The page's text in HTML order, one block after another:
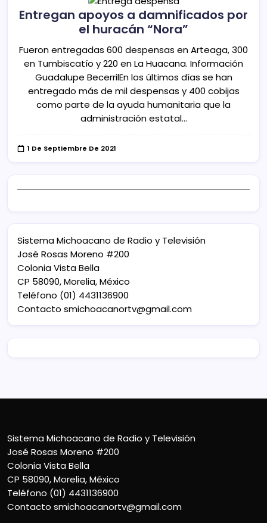
Entregan apoyos a damnificados por
el huracán “Nora”
Fueron entregadas 600 despensas en Arteaga, 300
en Tumbiscatío y 220 en La Huacana. Información
Guadalupe BecerrilEn los últimos días se han
entregado más de mil despensas y 400 cobijas
como parte de la ayuda humanitaria que la
administración estatal…
1 De Septiembre De 2021
Sistema Michoacano de Radio y Televisión
José Rosas Moreno #200
Colonia Vista Bella
CP 58090, Morelia, México
Teléfono (01) 4431136900
Contacto smichoacanortv@gmail.com
Sistema Michoacano de Radio y Televisión
José Rosas Moreno #200
Colonia Vista Bella
CP 58090, Morelia, México
Teléfono (01) 4431136900
Contacto smichoacanortv@gmail.com